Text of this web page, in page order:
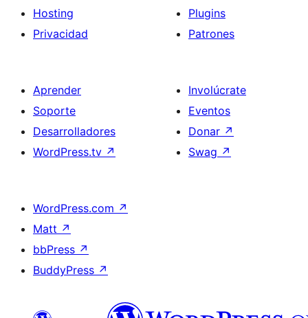
Hosting
Privacidad
Plugins
Patrones
Aprender
Soporte
Desarrolladores
WordPress.tv ↗
Involúcrate
Eventos
Donar ↗
Swag ↗
WordPress.com ↗
Matt ↗
bbPress ↗
BuddyPress ↗